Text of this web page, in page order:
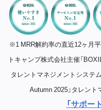
※1 MRR解約率の直近12ヶ月平
トキャンプ株式会社主催「
タレントマネジメントシステ
Autumn 2025」タレン
「サポー